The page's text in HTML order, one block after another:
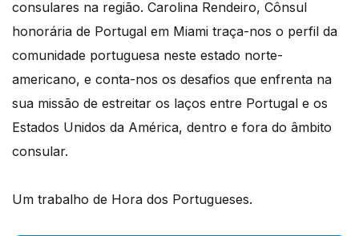
consulares na região. Carolina Rendeiro, Cônsul
honorária de Portugal em Miami traça-nos o perfil da
comunidade portuguesa neste estado norte-
americano, e conta-nos os desafios que enfrenta na
sua missão de estreitar os laços entre Portugal e os
Estados Unidos da América, dentro e fora do âmbito
consular.
Um trabalho de Hora dos Portugueses.